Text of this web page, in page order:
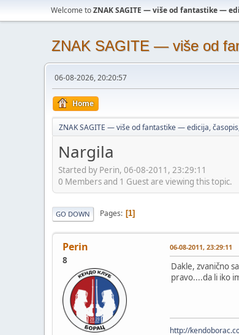
Welcome toZNAK SAGITE — više od fantastike —
ZNAK SAGITE — više od
06-08-2026, 20:20:57
Home
ZNAK SAGITE — više od fantastike — edicija,
Nargila
Started by Perin, 06-08-2011, 23:29:11
0 Members and 1 Guest are viewing this topic.
GO DOWN Pages 1
Perin
8
06-08-2011, 23:29:11
Dakle, zvanično
pravo....da li iko
http://